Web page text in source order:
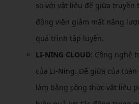
so với vật liệu đế giữa truyền
động viên giảm mất năng
quá trình tập luyện.
LI-NING CLOUD: Công nghệ
của Li-Ning. Đế giữa của
làm bằng công thức vật liệu